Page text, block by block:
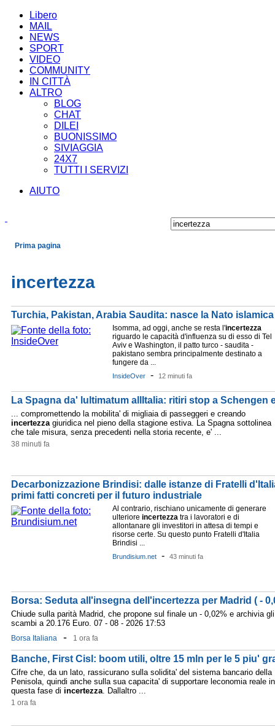
Libero
MAIL
NEWS
SPORT
VIDEO
COMMUNITY
IN CITTÀ
ALTRO
BLOG
CHAT
DILEI
BUONISSIMO
SIVIAGGIA
24X7
TUTTI I SERVIZI
AIUTO
Prima pagina
incertezza
Turchia, Pakistan, Arabia Saudita: nasce la Nato islamica
Isomma, ad oggi, anche se resta l'incertezza
riguardo le capacità d'influenza su di esso di Tel
Aviv e Washington, il patto turco - saudita -
pakistano sembra principalmente destinato a
fungere da ...
InsideOver - 12 minuti fa
La Spagna da' lultimatum allItalia: ritiri stop a Schengen
... compromettendo la mobilita' di migliaia di passeggeri e creando
incertezzagiuridica nel pieno della stagione estiva. La Spagna sottolinea
che tale misura, senza precedenti nella storia recente, e' ...
38 minuti fa
Decarbonizzazione Brindisi: dalle istanze di Fratelli
primi fatti concreti per il futuro industriale
Al contrario, rischiano unicamente di generare
ulteriore incertezza tra i lavoratori e di
allontanare gli investitori in attesa di tempi e
risorse certe. Su questo punto Fratelli d'Italia
Brindisi ...
Brundisium.net - 43 minuti fa
Borsa: Seduta all'insegna dell'incertezza per Madrid ( -
Chiude sulla parità Madrid, che propone sul finale un - 0,02% e archivia gli
scambi a 20.176 Euro. 07 - 08 - 2026 17:53
Borsa Italiana - 1 ora fa
Banche, First Cisl: boom utili, oltre 15 mln per le 5 piu'
Cifre che, da un lato, rassicurano sulla solidita' del sistema bancario della
Penisola, quindi anche sulla sua capacita' di supportare leconomia reale in
questa fase di incertezza. Dallaltro ...
1 ora fa